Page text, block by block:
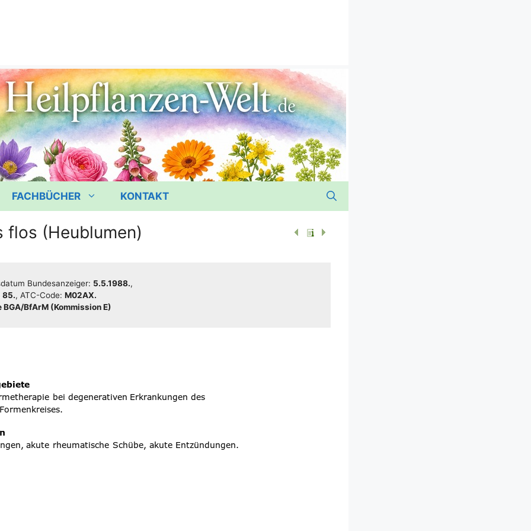
FACHBÜCHER KONTAKT
flos (Heublumen)
Bun­des­an­zei­ger: 5.5.1988.,
85., ATC-Code: M02AX.
​​BfArM (Kom­mis­si­on E)